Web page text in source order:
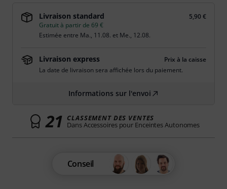
Livraison standard
5,90 €
Gratuit à partir de 69 €
Estimée entre Ma., 11.08. et Me., 12.08.
Livraison express
Prix à la caisse
La date de livraison sera affichée lors du paiement.
Informations sur l'envoi
21 CLASSEMENT DES VENTES
Dans Accessoires pour Enceintes Autonomes
Conseil